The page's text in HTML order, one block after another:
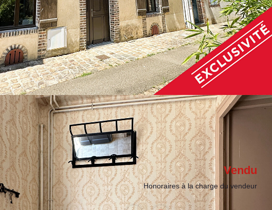
Vendu
Honoraires à la charge du vendeur